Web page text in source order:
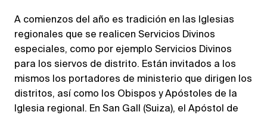
A comienzos del año es tradición en las Iglesias
regionales que se realicen Servicios Divinos
especiales, como por ejemplo Servicios Divinos
para los siervos de distrito. Están invitados a los
mismos los portadores de ministerio que dirigen los
distritos, así como los Obispos y Apóstoles de la
Iglesia regional. En San Gall (Suiza), el Apóstol de